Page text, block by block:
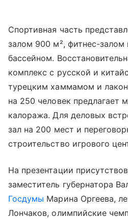
Спортивная часть
залом 900 м², фитнес-
бассейном.
комплекс с русской и
турецким хаммамом и
на 250 человек предлагает
калоража. Для деловых
зал на 200 мест и
строительство игрового
На презентации
заместитель губернатора
Госдумы Марина Оргеева,
Лончаков, олимпийские